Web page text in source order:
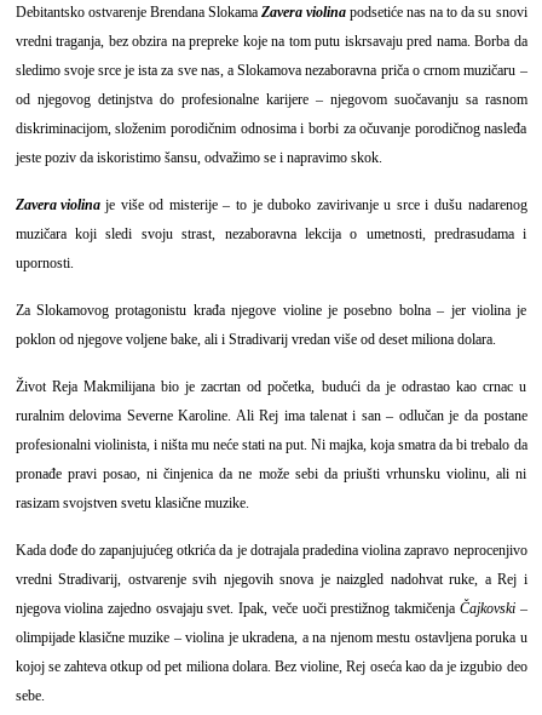
Debitantsko ostvarenje Brendana Slokama Zavera violina podsetiće nas na to da su snovi
vredni traganja, bez obzira na prepreke koje na tom putu iskrsavaju pred nama. Borba da
sledimo svoje srce je ista za sve nas, a Slokamova nezaboravna priča o crnom muzičaru –
od njegovog detinjstva do profesionalne karijere – njegovom suočavanju sa rasnom
diskriminacijom, složenim porodičnim odnosima i borbi za očuvanje porodičnog nasleđa
jeste poziv da iskoristimo šansu, odvažimo se i napravimo skok.
Zavera violinaje više od misterije – to je duboko zavirivanje u srce i dušu nadarenog
muzičara koji sledi svoju strast, nezaboravna lekcija o umetnosti, predrasudama i
upornosti.
Za Slokamovog protagonistu krađa njegove violine je posebno bolna – jer violina je
poklon od njegove voljene bake, ali i Stradivarij vredan više od deset miliona dolara.
Život Reja Makmilijana bio je zacrtan od početka, budući da je odrastao kao crnac u
ruralnim delovima Severne Karoline. Ali Rej ima talenat i san – odlučan je da postane
profesionalni violinista, i ništa mu neće stati na put. Ni majka, koja smatra da bi trebalo da
pronađe pravi posao, ni činjenica da ne može sebi da priušti vrhunsku violinu, ali ni
rasizam svojstven svetu klasične muzike.
Kada dođe do zapanjujućeg otkrića da je dotrajala pradedina violina zapravo neprocenjivo
vredni Stradivarij, ostvarenje svih njegovih snova je naizgled nadohvat ruke, a Rej i
njegova violina zajedno osvajaju svet. Ipak, veče uoči prestižnog takmičenja Čajkovski–
olimpijade klasične muzike – violina je ukradena, a na njenom mestu ostavljena poruka u
kojoj se zahteva otkup od pet miliona dolara. Bez violine, Rej oseća kao da je izgubio deo
sebe.